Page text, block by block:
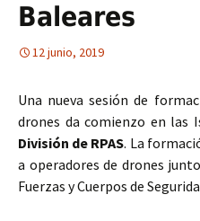
Baleares
12 junio, 2019
Una nueva sesión de
drones da comienzo en las
División de RPAS. La
a operadores de drones
Fuerzas y Cuerpos de